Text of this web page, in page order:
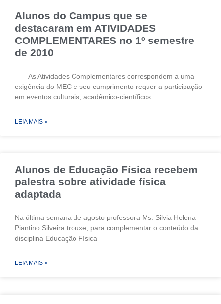
Alunos do Campus que se
destacaram em ATIVIDADES
COMPLEMENTARES no 1º semestre
de 2010
As Atividades Complementares correspondem a uma
exigência do MEC e seu cumprimento requer a participação
em eventos culturais, acadêmico-científicos
LEIA MAIS »
Alunos de Educação Física recebem
palestra sobre atividade física
adaptada
Na última semana de agosto professora Ms. Silvia Helena
Piantino Silveira trouxe, para complementar o conteúdo da
disciplina Educação Física
LEIA MAIS »